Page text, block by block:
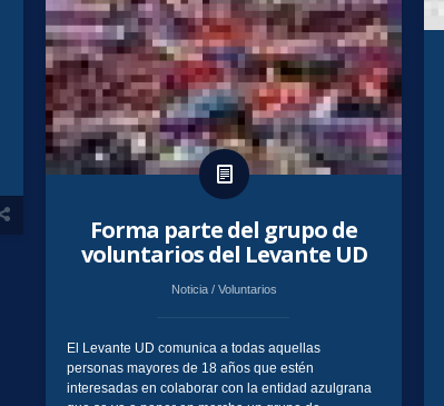
Forma parte del grupo de
voluntarios del Levante UD
Noticia / Voluntarios
El Levante UD comunica a todas aquellas
personas mayores de 18 años que estén
interesadas en colaborar con la entidad azulgrana